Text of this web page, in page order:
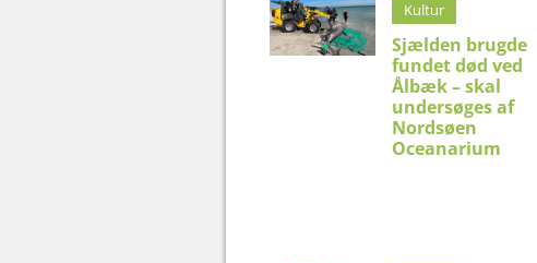
Kultur
Sjælden brugde
fundet død ved
Ålbæk – skal
undersøges af
Nordsøen
Oceanarium